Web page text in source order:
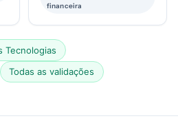
financeira
Tecnologias
Todas as validações